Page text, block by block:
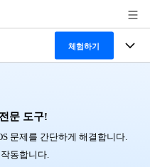
체험하기
문 도구!
문제를 간단하게 해결합니다.
동합니다.